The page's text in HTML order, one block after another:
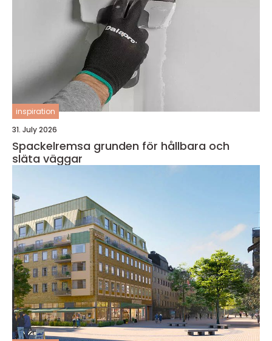
inspiration
31. July 2026
Spackelremsa grunden för hållbara och
släta väggar